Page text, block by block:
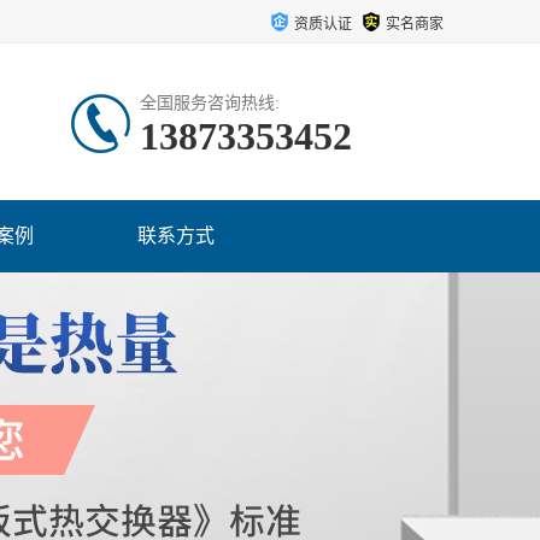
资质认证 实名商家
全国服务咨询热线:
13873353452
例 联系方式